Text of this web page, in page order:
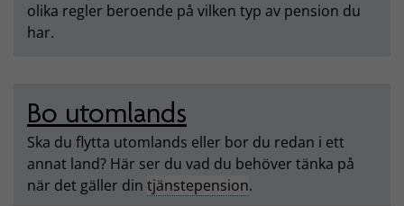
olika regler beroende på vilken typ av pension du
har.
Bo utomlands
Ska du flytta utomlands eller bor du redan i ett
annat land? Här ser du vad du behöver tänka på
när det gäller din tjänstepension.